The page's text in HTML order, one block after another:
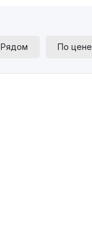
Рядом По цене